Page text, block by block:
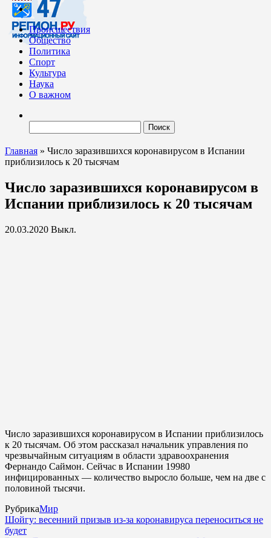
Происшествия
Общество
Политика
Спорт
Культура
Наука
О важном
Главная » Число заразившихся коронавирусом в Испании
приблизилось к 20 тысячам
Число заразившихся коронавирусом в
Испании приблизилось к 20 тысячам
20.03.2020 Выкл.
Число заразившихся коронавирусом в Испании приблизилось
к 20 тысячам. Об этом рассказал начальник управления по
чрезвычайным ситуациям в области здравоохранения
Фернандо Саймон. Сейчас в Испании 19980
инфицированных — количество выросло больше, чем на две с
половиной тысячи.
РубрикаМир
Шойгу: весенний призыв из-за коронавируса переноситься не
будет